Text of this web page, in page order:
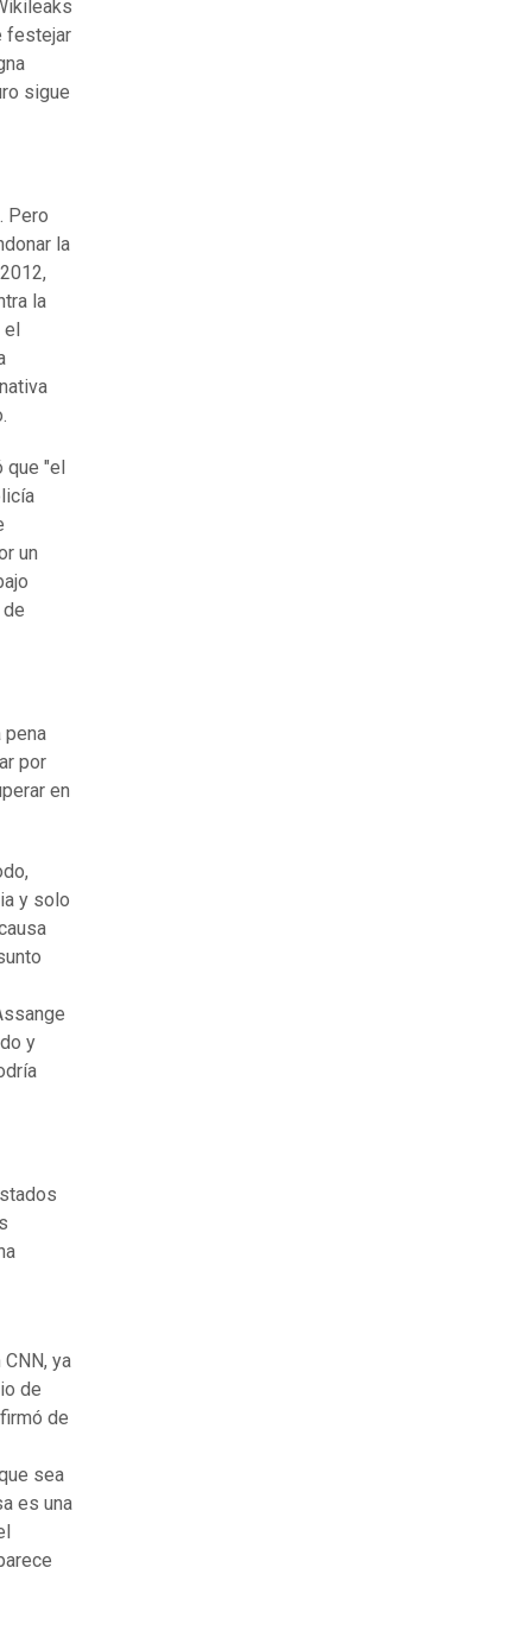
festejar
sigue
Pero
la
la
"el
un
pena
por
en
y solo
y
ya
de
de
sea
es una